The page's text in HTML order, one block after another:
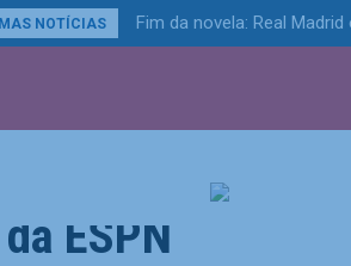
NOTÍCIAS Fim da novela: Real
Esportes
Ex-zagueiro
da ESPN